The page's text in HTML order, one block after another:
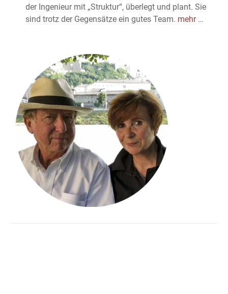
der Ingenieur mit „Struktur“, überlegt und plant. Sie
sind trotz der Gegensätze ein gutes Team. mehr …